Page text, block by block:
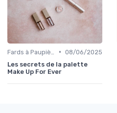
• 08/06/2025
Les secrets de la palette
Make Up For Ever